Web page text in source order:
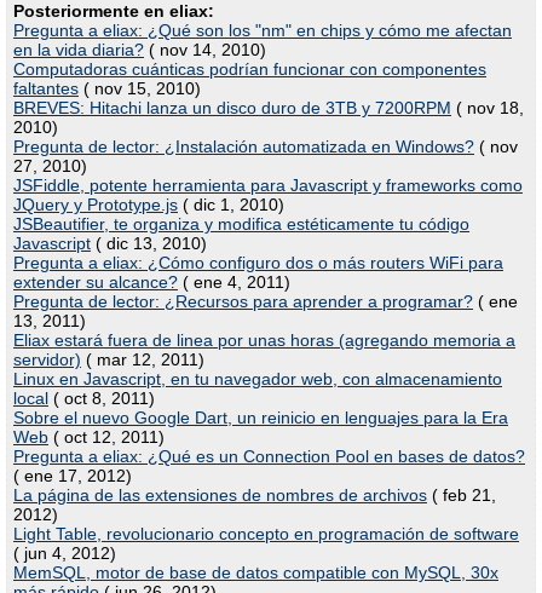
Posteriormente en eliax:
Pregunta a eliax: ¿Qué son los "nm" en chips y cómo me afectan
en la vida diaria? ( nov 14, 2010)
Computadoras cuánticas podrían funcionar con componentes
faltantes ( nov 15, 2010)
BREVES: Hitachi lanza un disco duro de 3TB y 7200RPM ( nov 18,
2010)
Pregunta de lector: ¿Instalación automatizada en Windows? ( nov
27, 2010)
JSFiddle, potente herramienta para Javascript y frameworks como
JQuery y Prototype.js ( dic 1, 2010)
JSBeautifier, te organiza y modifica estéticamente tu código
Javascript ( dic 13, 2010)
Pregunta a eliax: ¿Cómo configuro dos o más routers WiFi para
extender su alcance? ( ene 4, 2011)
Pregunta de lector: ¿Recursos para aprender a programar? ( ene
13, 2011)
Eliax estará fuera de linea por unas horas (agregando memoria a
servidor) ( mar 12, 2011)
Linux en Javascript, en tu navegador web, con almacenamiento
local ( oct 8, 2011)
Sobre el nuevo Google Dart, un reinicio en lenguajes para la Era
Web ( oct 12, 2011)
Pregunta a eliax: ¿Qué es un Connection Pool en bases de datos?
( ene 17, 2012)
La página de las extensiones de nombres de archivos ( feb 21,
2012)
Light Table, revolucionario concepto en programación de software
( jun 4, 2012)
MemSQL, motor de base de datos compatible con MySQL, 30x